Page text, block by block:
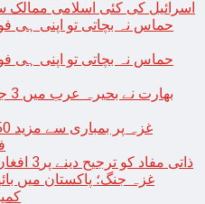
اسرائیل کی کئی اسلامی
حماس نہ بچاتی تو اپنی ہی
حماس نہ بچاتی تو اپنی ہی
ذاتی مفاد کو ترجیح دینے پر3 افغان کرکٹرز کیخلاف کارروائی
غزہ جنگ؛ پاکستان میں